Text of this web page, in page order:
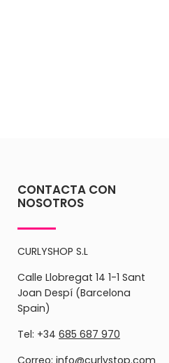
CONTACTA CON
NOSOTROS
CURLYSHOP S.L
Calle Llobregat 14 1-1 Sant
Joan Despí (Barcelona
Spain)
Tel: +34 685 687 970
Correo: info@curlystop.com